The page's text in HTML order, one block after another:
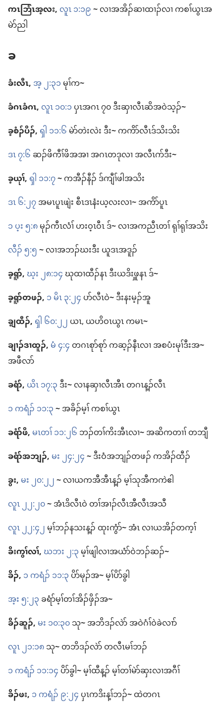
ကၤဘြံၤအ့လး,လူၤ ၁:၁၉~လၢ​အ​အိၣ်​ဆၢထၢၣ်​လၢ ကစၢ်​ယွၤ​အ​
မဲာ်ညါ
ခ
ခံးလီၤ,အ့ ၂:၃၁မုၢ်​က~
ခံဂၤ​ခံဂၤ,လူၤ ၁၀:၁ပှၤ​အဂၤ ၇၀ ဒီး​ဆှၢ​လီၤ​ဆိ​အဝဲသ့ၣ်~
ခ့စံၣ်ပိၣ်,ၡါ ၁၁:၆မဲာ်တဲးလဲး ဒီး~က​ကိာ်​လီၤ​ဒ်သိး​သိး
ဒၤ ၇:၆ဆၣ်ဖိ​ကီၢ်ဖိ​အအၢ အဂၤ​တဒု​လၢ အ​လီၤဂာ်​ဒီး~
ခ့ယုၢ်,ၡါ ၁၁:၇~က​အီၣ်​နီၣ်​ ဒ်​ကျီၢ်​ဖါ​အသိး
ဒၤ ၆:၂၇အ​မၤ​ပူၤဖျဲး စီၤ​ဒၤနံးယ့လး​လၢ~အ​ကိာ်​ပူၤ
၁ ပ့း ၅:၈မုၣ်ကီၤလံၢ် ဟး​ဝ့ၤဝီၤ ဒ်~လၢ​အ​ကညီၤ​တၢ် ရုၢ်ရုၢ်​အသိး
လီၣ်​ ၅:၅~လၢ​အ​ဘၣ်ဃး​ဒီး ယူဒၤ​အဒူၣ်
ခ့ရူာ်,ဃ့း ၂၈:၁၄ဃုထၢ​ထီၣ်​နၤ ဒီး​ယ​ဒိးဖှူ​နၤ ဒ်~
ခ့ရူာ်​တဖၣ်,၁ မိၤ ၃:၂၄ပာ်​လီၤ​ဝဲ~ဒီး​နး​မ့ၣ်အူ
ချ့​ထီၣ်,ၡါ ၆၀:၂၂ယၤ, ယဟိဝၤ​ယွၤ က​မၤ~
ချၢၣ်ဒၢ​ထူၣ်,မံ ၄:၄တဂၤ​စုာ်စုာ် က​ဆ့ၣ်နီၤ​လၢ အ​စပံးမုၢ်​ဒီး​အ~
အ​ဖီလာ်
ခရံာ်,ယိၤ ၁၇:၃ဒီး~လၢ​န​ဆှၢ​လီၤ​အီၤ တဂၤ​န့ၣ်​လီၤ
၁ ကရံၣ်​ ၁၁:၃~အခိၣ်​မ့ၢ် ကစၢ်​ယွၤ
ခရံာ်ဖိ,မၤတၢ် ၁၁:၂၆​ဘၣ်​တၢ်​ကိး​အီၤ​လၢ~အဆိ​ကတၢၢ် တဘျီ
ခရံာ်​အဘျၣ်,မး ၂၄:၂၄~ဒီး​ဝံ​အဘျၣ်​တဖၣ်​ ကအိၣ်​ထီၣ်
ခွး,မး ၂၀:၂၂~လၢ​ယ​က​အီ​အီၤ​န့ၣ်​ မ့ၢ်​သု​အီ​က​ကဲ​ဧါ
လူၤ ၂၂:၂၀~အံၤ​ဒိ​လီၤ​ဝဲ တၢ်အၢၣ်​လီၤ​အီ​လီၤ​အသီ
လူၤ ၂၂:၄၂မ့ၢ်​ဘၣ်​န​သး​န့ၣ်​ ထုးကွံာ်~အံၤ လၢ​ယ​အိၣ်​တက့ၢ်
ခိး​ကွၢ်လၢ်,ဃဘး ၂:၃မ့ၢ်​ဖျါ​လၢ​အယံာ်​ဝဲ​ဘၣ်ဆၣ်~
ခိၣ်,၁ ကရံၣ်​ ၁၁:၃ပိာ်မုၣ်​အ~မ့ၢ်​ပိာ်ခွါ
အ့း ၅:၂၃ခရံာ်​မ့ၢ်​တၢ်​အိၣ်ဖှိၣ်​အ~
ခိၣ်ဆူၣ်,မး ၁၀:၃၀သု~အ​ဘိ​ဒၣ်လဲာ် အ​ဝဲ​ဂံၢ်​ဝဲ​ခဲလၢာ်
လူၤ ၂၁:၁၈သု~တ​ဘိ​ဒၣ်လဲာ် တ​လီၤမၢ်​ဘၣ်
၁ ကရံၣ်​ ၁၁:၁၄ပိာ်ခွါ~မ့ၢ်​ထီ​န့ၣ်​ မ့ၢ်​တၢ်​မဲာ်ဆှး​လၢ​အဂီၢ်
ခိၣ်ဖး,၁ ကရံၣ်​ ၉:၂၄ပှၤ​က​ဒိးန့ၢ်​ဘၣ်~ထဲ​တဂၤ